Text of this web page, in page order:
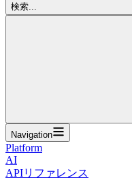
検索...
Navigation
Platform
AI
APIリファレンス